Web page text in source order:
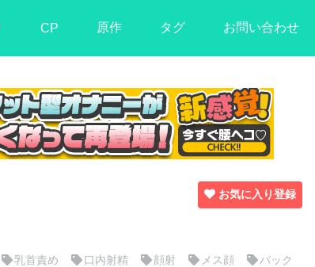
CP 原作 タグ お問い合わせ
お気に入り登録
乳首責め 口内射精 顔射 メス顔
バック